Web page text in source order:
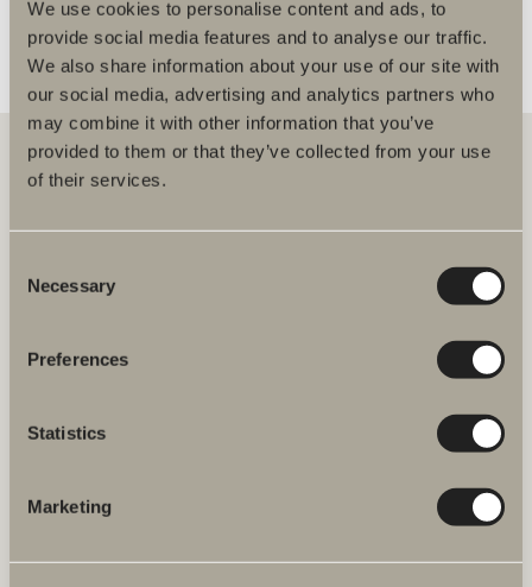
We use cookies to personalise content and ads, to
provide social media features and to analyse our traffic.
We also share information about your use of our site with
our social media, advertising and analytics partners who
may combine it with other information that you’ve
provided to them or that they’ve collected from your use
of their services.
Selection
Necessary
Preferences
Statistics
Marketing
servanter og blandebatterier til dusjer, badekar, håndkletørkere og
SE 514 60 Dalstorp, Sverige
E-post: kundeservice@svedbergs.no